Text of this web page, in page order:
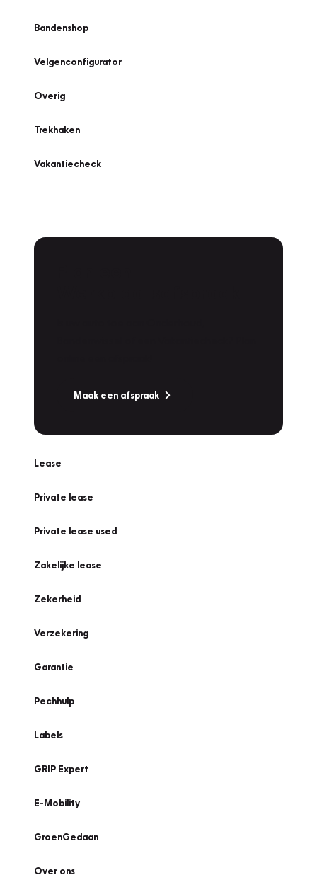
Bandenshop
Velgenconfigurator
Overig
Trekhaken
Vakantiecheck
Maak een afspraak
Lease
Private lease
Private lease used
Zakelijke lease
Zekerheid
Verzekering
Garantie
Pechhulp
Labels
GRIP Expert
E-Mobility
GroenGedaan
Over ons